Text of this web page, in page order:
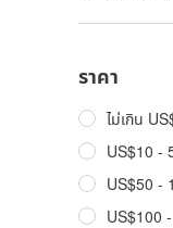
ราคา
ไม่เกิน
US$10 -
US$50 -
US$100